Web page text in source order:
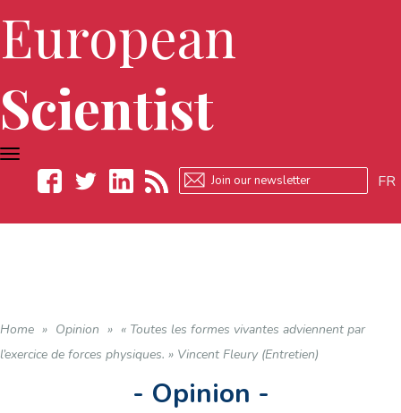
European
Scientist
FR
TOGGLE
NAVIGATION
Home » Opinion » « Toutes les formes vivantes adviennent par
l’exercice de forces physiques. » Vincent Fleury (Entretien)
- Opinion -